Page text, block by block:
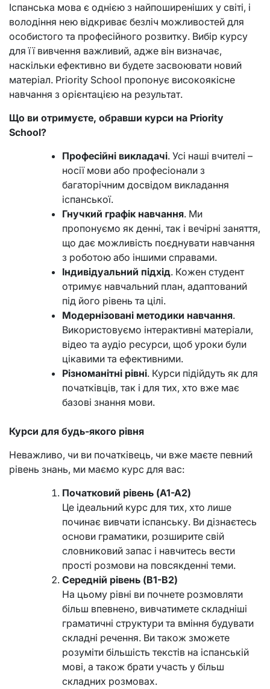
Іспанська мова є однією з найпоширеніших у світі, і
володіння нею відкриває безліч можливостей для
особистого та професійного розвитку. Вибір курсу
для її вивчення важливий, адже він визначає,
наскільки ефективно ви будете засвоювати новий
матеріал. Priority School пропонує високоякісне
навчання з орієнтацією на результат.
Що ви отримуєте, обравши курси на Priority
School?
Професійні викладачі. Усі наші вчителі –
носії мови або професіонали з
багаторічним досвідом викладання
іспанської.
Гнучкий графік навчання. Ми
пропонуємо як денні, так і вечірні заняття,
що дає можливість поєднувати навчання
з роботою або іншими справами.
Індивідуальний підхід. Кожен студент
отримує навчальний план, адаптований
під його рівень та цілі.
Модернізовані методики навчання.
Використовуємо інтерактивні матеріали,
відео та аудіо ресурси, щоб уроки були
цікавими та ефективними.
Різноманітні рівні. Курси підійдуть як для
початківців, так і для тих, хто вже має
базові знання мови.
Курси для будь-якого рівня
Неважливо, чи ви початківець, чи вже маєте певний
рівень знань, ми маємо курс для вас:
Початковий рівень (A1-A2)
Це ідеальний курс для тих, хто лише
починає вивчати іспанську. Ви дізнаєтесь
основи граматики, розширите свій
словниковий запас і навчитесь вести
прості розмови на повсякденні теми.
Середній рівень (B1-B2)
На цьому рівні ви почнете розмовляти
більш впевнено, вивчатимете складніші
граматичні структури та вміння будувати
складні речення. Ви також зможете
розуміти більшість текстів на іспанській
мові, а також брати участь у більш
складних розмовах.